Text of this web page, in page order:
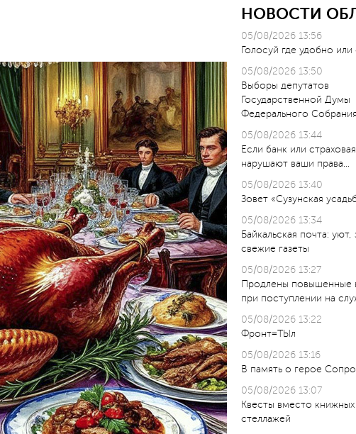
НОВОСТИ
05/08/2026 13:56
Голосуй где удобно или
05/08/2026 13:50
Выборы депутатов
Государственной Думы
Федерального
05/08/2026 13:44
Если банк или страховая
нарушают ваши права…
05/08/2026 13:40
Зовет «Сузунская
05/08/2026 13:34
Байкальская почта: уют,
свежие газеты
05/08/2026 13:27
Продлены повышенные
при поступлении на
05/08/2026 13:22
Фронт=ТЫл
05/08/2026 13:16
В память о герое
05/08/2026 13:07
Квесты вместо книжных
стеллажей